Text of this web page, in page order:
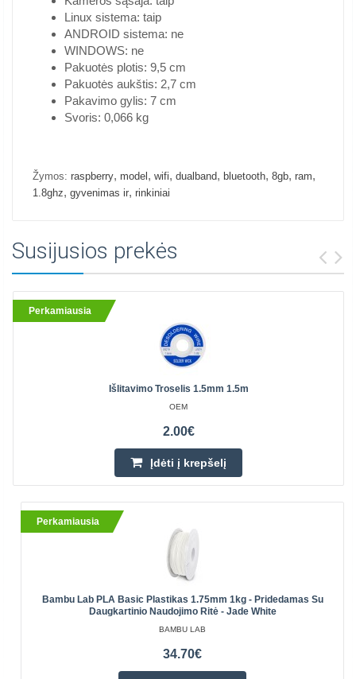
Linux sistema: taip
ANDROID sistema: ne
WINDOWS: ne
Pakuotės plotis: 9,5 cm
Pakuotės aukštis: 2,7 cm
Pakavimo gylis: 7 cm
Svoris: 0,066 kg
Žymos: raspberry, model , wifi, dualband, bluetooth, 8gb, ram,
1.8ghz, gyvenimas ir, rinkiniai
Susijusios prekės
Perkamiausia
Išlitavimo Troselis 1.5mm 1.5m
OEM
2.00€
Įdėti į krepšelį
Perkamiausia
Bambu Lab PLA Basic Plastikas 1.75mm 1kg - Pridedamas Su
Daugkartinio Naudojimo Ritė - Jade White
BAMBU LAB
34.70€